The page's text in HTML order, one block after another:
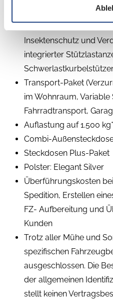
Plus-Paket (Dachhaube
Insektenschutz und
integrierter
Transport-Paket
im Wohnraum,
Fahrradtransport,
Auflastung auf 1.500
Combi-
Steckdosen Plus-Paket
Polster: Elegant Silver
Überführungskosten
Spedition, Erstellen
FZ- Aufbereitung und
Kunden
Trotz aller Mühe und
spezifischen
ausgeschlossen. Die
der allgemeinen
stellt keinen